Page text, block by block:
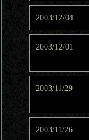
2003/12/04
2003/12/01
2003/11/29
2003/11/26